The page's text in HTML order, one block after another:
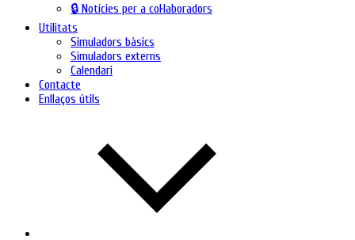
🔒 Notícies per a col·laboradors
Utilitats
Simuladors bàsics
Simuladors externs
Calendari
Contacte
Enllaços útils